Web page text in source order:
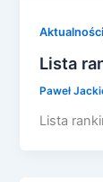
Aktualności
Lista
Paweł
Lista